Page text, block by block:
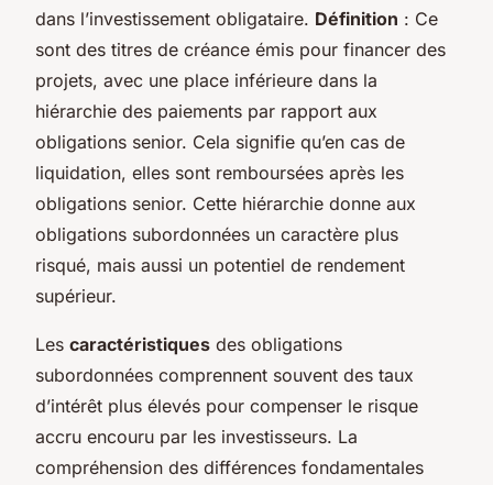
dans l’investissement obligataire. Définition : Ce
sont des titres de créance émis pour financer des
projets, avec une place inférieure dans la
hiérarchie des paiements par rapport aux
obligations senior. Cela signifie qu’en cas de
liquidation, elles sont remboursées après les
obligations senior. Cette hiérarchie donne aux
obligations subordonnées un caractère plus
risqué, mais aussi un potentiel de rendement
supérieur.
Les caractéristiques des obligations
subordonnées comprennent souvent des taux
d’intérêt plus élevés pour compenser le risque
accru encouru par les investisseurs. La
compréhension des différences fondamentales